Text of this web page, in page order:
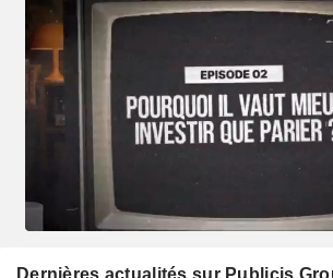
Dernières actualités sur Publicis